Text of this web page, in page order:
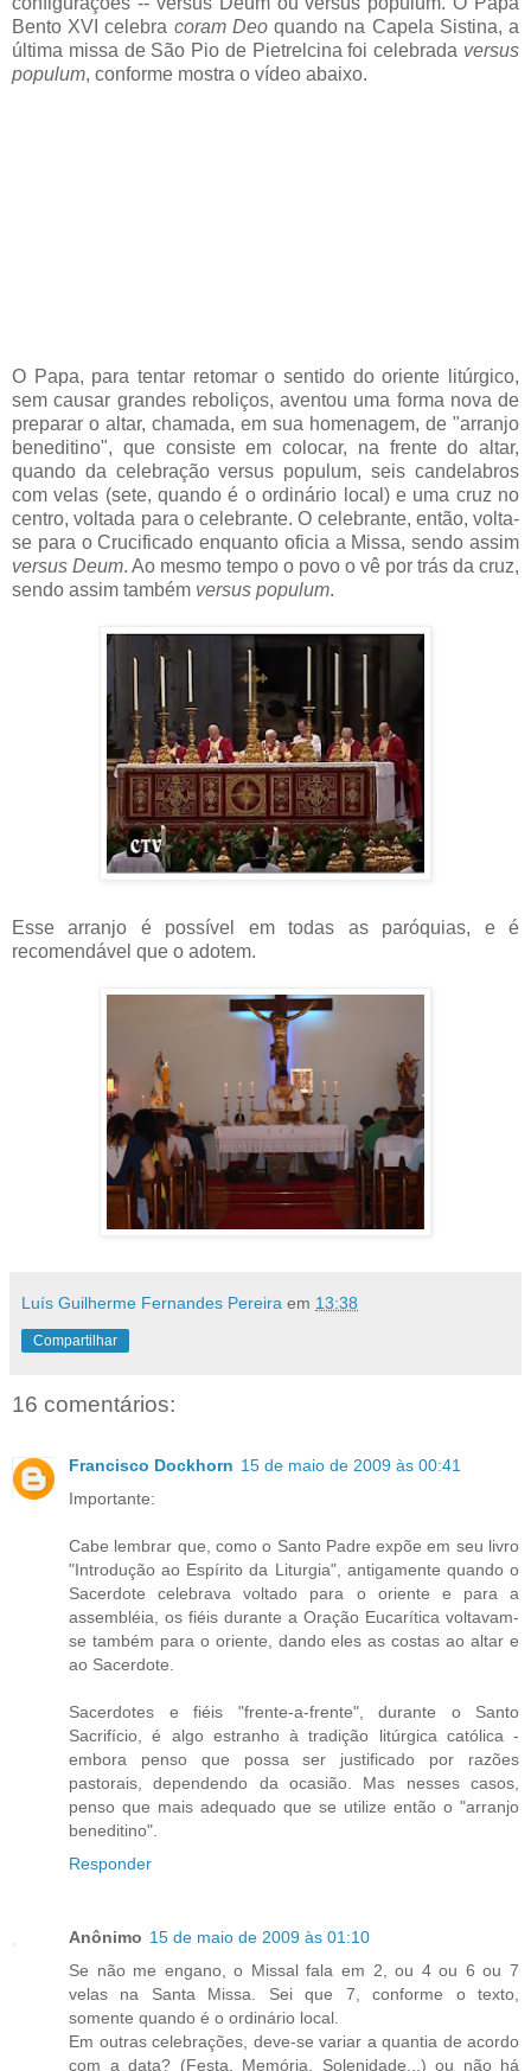
Bento XVI celebra coram Deoquando na Capela Sistina, a
última missa de São Pio de Pietrelcina foi celebrada versus
populum, conforme mostra o vídeo abaixo.
O Papa, para tentar retomar o sentido do oriente litúrgico,
sem causar grandes reboliços, aventou uma forma nova de
preparar o altar, chamada, em sua homenagem, de "arranjo
beneditino", que consiste em colocar, na frente do altar,
quando da celebração versus populum, seis candelabros
com velas (sete, quando é o ordinário local) e uma cruz no
centro, voltada para o celebrante. O celebrante, então, volta-
se para o Crucificado enquanto oficia a Missa, sendo assim
versus Deum. Ao mesmo tempo o povo o vê por trás da cruz,
sendo assim também versus populum.
Esse arranjo é possível em todas as paróquias, e é
recomendável que o adotem.
Luís Guilherme Fernandes Pereira em 13:38
Compartilhar
16 comentários:
Francisco Dockhorn 15 de maio de 2009 às 00:41
Importante:
Cabe lembrar que, como o Santo Padre expõe em seu livro
"Introdução ao Espírito da Liturgia", antigamente quando o
Sacerdote celebrava voltado para o oriente e para a
assembléia, os fiéis durante a Oração Eucarítica voltavam-
se também para o oriente, dando eles as costas ao altar e
ao Sacerdote.
Sacerdotes e fiéis "frente-a-frente", durante o Santo
Sacrifício, é algo estranho à tradição litúrgica católica -
embora penso que possa ser justificado por razões
pastorais, dependendo da ocasião. Mas nesses casos,
penso que mais adequado que se utilize então o "arranjo
beneditino".
Responder
Anônimo 15 de maio de 2009 às 01:10
Se não me engano, o Missal fala em 2, ou 4 ou 6 ou 7
velas na Santa Missa. Sei que 7, conforme o texto,
somente quando é o ordinário local.
Em outras celebrações, deve-se variar a quantia de acordo
com a data? (Festa, Memória, Solenidade...) ou não há